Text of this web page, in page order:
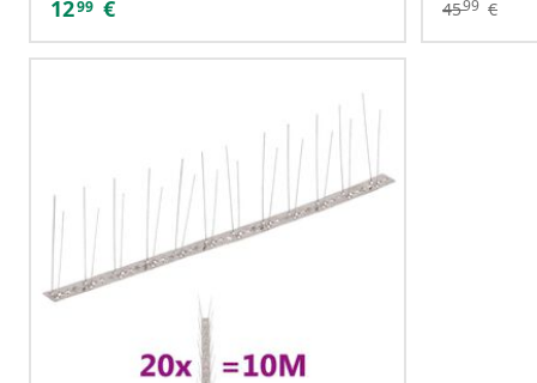
1299 € 4599 €